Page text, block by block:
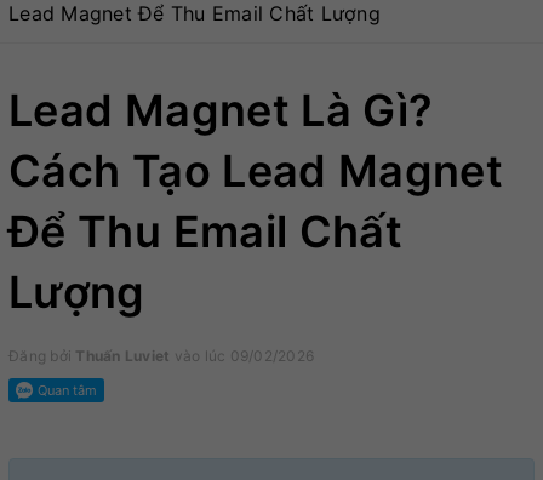
Lead Magnet Để Thu Email Chất Lượng
Lead Magnet Là Gì?
Cách Tạo Lead Magnet
Để Thu Email Chất
Lượng
Đăng bởi Thuấn Luviet vào lúc 09/02/2026